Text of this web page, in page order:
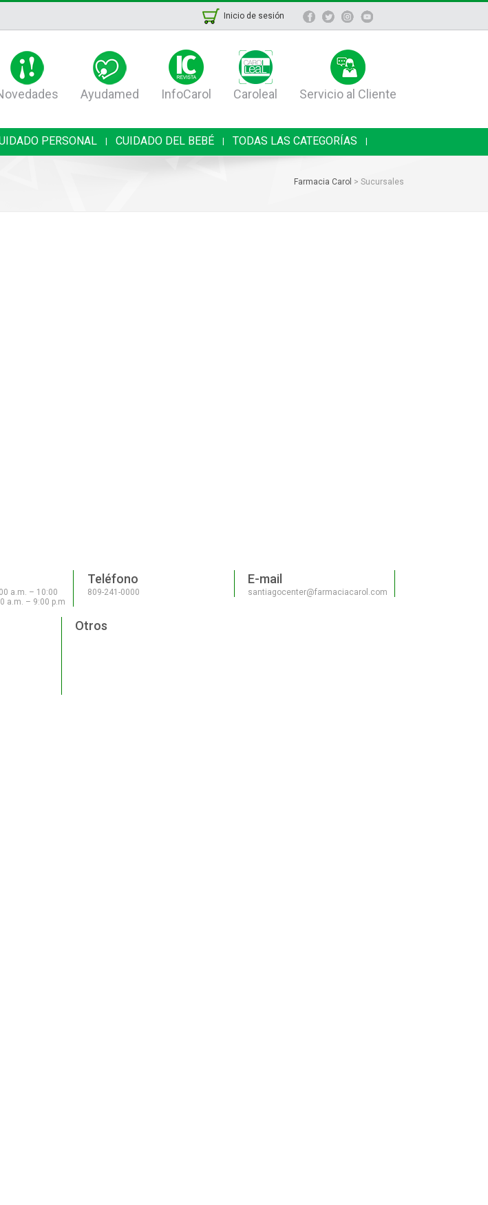
Inicio de sesión
Ayudamed InfoCarol Caroleal Servicio al Cliente
PERSONAL CUIDADO DEL BEBÉ TODAS LAS CATEGORÍAS
Farmacia Carol > Sucursales
a.m. – 10:00
a.m. – 9:00 p.m
Teléfono
809-241-0000
E-mail
santiagocenter@farmaciacarol.com
Otros